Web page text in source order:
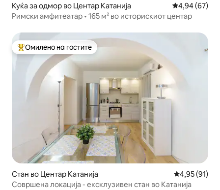
Куќа за одмор во Центар Катанија Просечна
4,94 (67)
Римски амфитеатар • 165 м² во историскиот центар
Меѓу најуспешните „Омилени на гостите“
Омилено на гостите
Стан во Центар Катанија Просечна
4,95 (91)
Совршена локација - ексклузивен стан во Катанија